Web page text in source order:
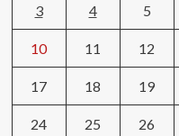
3 4 5
10 11 12
17 18 19
24 25 26